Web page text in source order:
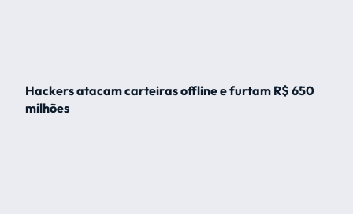
Hackers atacam carteiras offline e furtam R$ 650
milhões